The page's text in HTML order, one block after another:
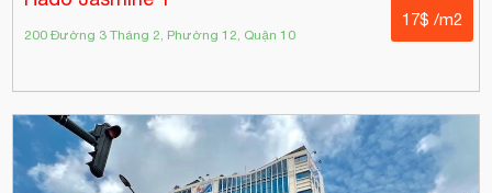
200 Đường 3 Tháng 2, Phường 12, Quận 10
17$ /m2